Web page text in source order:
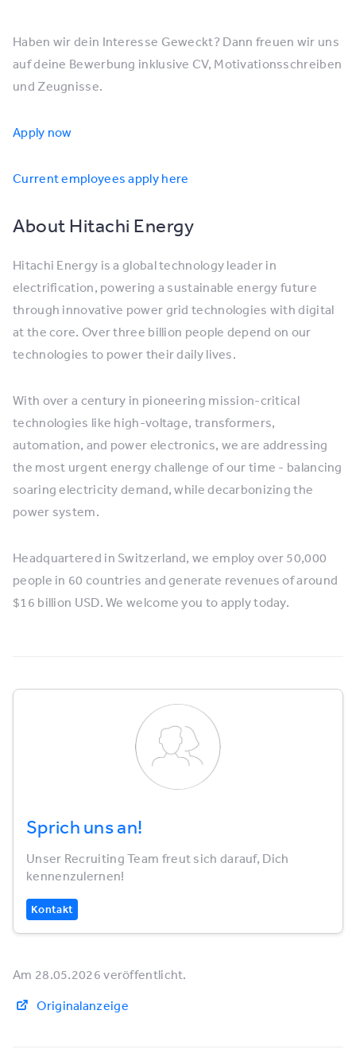
Haben wir dein Interesse Geweckt? Dann freuen wir uns
auf deine Bewerbung inklusive CV, Motivationsschreiben
und Zeugnisse.
Apply now
Current employees apply here
About Hitachi Energy
Hitachi Energy is a global technology leader in
electrification, powering a sustainable energy future
through innovative power grid technologies with digital
at the core. Over three billion people depend on our
technologies to power their daily lives.
With over a century in pioneering mission-critical
technologies like high-voltage, transformers,
automation, and power electronics, we are addressing
the most urgent energy challenge of our time - balancing
soaring electricity demand, while decarbonizing the
power system.
Headquartered in Switzerland, we employ over 50,000
people in 60 countries and generate revenues of around
$16 billion USD. We welcome you to apply today.
Sprich uns an!
Unser Recruiting Team freut sich darauf, Dich
kennenzulernen!
Kontakt
Am 28.05.2026 veröffentlicht.
Originalanzeige